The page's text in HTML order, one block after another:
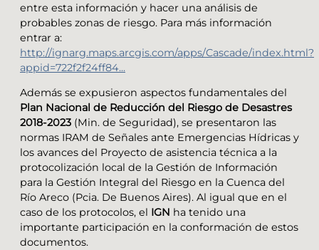
entre esta información y hacer una análisis de
probables zonas de riesgo. Para más información
entrar a:
http://ignarg.maps.arcgis.com/apps/Cascade/index.html?
appid=722f2f24ff84...
Además se expusieron aspectos fundamentales del
Plan Nacional de Reducción del Riesgo de Desastres
2018-2023 (Min. de Seguridad), se presentaron las
normas IRAM de Señales ante Emergencias Hídricas y
los avances del Proyecto de asistencia técnica a la
protocolización local de la Gestión de Información
para la Gestión Integral del Riesgo en la Cuenca del
Río Areco (Pcia. De Buenos Aires). Al igual que en el
caso de los protocolos, el IGN ha tenido una
importante participación en la conformación de estos
documentos.